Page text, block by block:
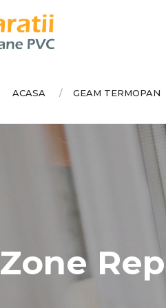
ACASA GEAM TERMOPAN
Zone